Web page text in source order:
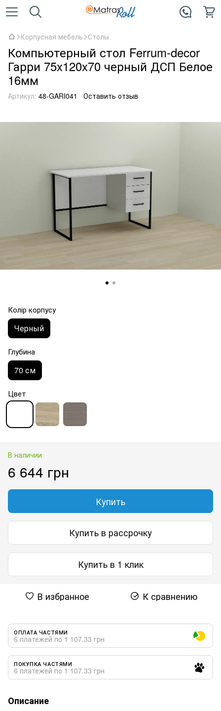
Корпусная мебель Столы
Компьютерный стол Ferrum-decor
Гарри 75x120x70 черный ДСП Белое
16мм
Артикул: 48-GARI041 Оставить отзыв
Колір корпусу
Черный
Глубина
70 см
Цвет
В наличии
6 644 грн
Купить
Купить в рассрочку
Купить в 1 клик
В избранное К сравнению
ОПЛАТА ЧАСТЯМИ
6 платежей по 1 107.33 грн
ПОКУПКА ЧАСТЯМИ
6 платежей по 1 107.33 грн
Описание